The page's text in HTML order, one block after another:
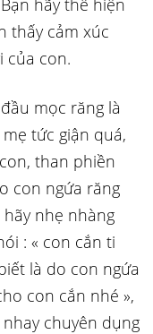
hãy thể hiện
thấy cảm xúc
của con.
mọc răng là
tức giận quá,
than phiền
con ngứa răng
nhẹ nhàng
: « con cắn ti
là do con ngứa
con cắn nhé »,
chuyên dụng